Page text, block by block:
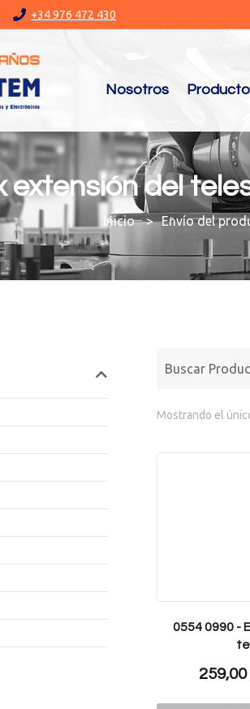
+34 976 472 430
Nosotros
extensión del
Envío del
Mostrando el
0554 0990 -
259,00